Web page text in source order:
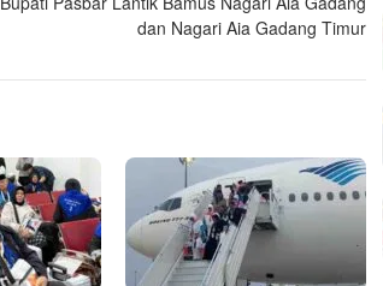
dan Nagari Aia Gadang Timur